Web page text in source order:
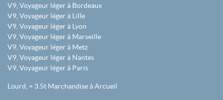
V9, Voyageur léger à Bordeaux
V9, Voyageur léger à Lille
V9, Voyageur léger à Lyon
V9, Voyageur léger à Marseille
V9, Voyageur léger à Metz
V9, Voyageur léger à Nantes
V9, Voyageur léger à Paris
Lourd, + 3.5t Marchandise à Arcueil